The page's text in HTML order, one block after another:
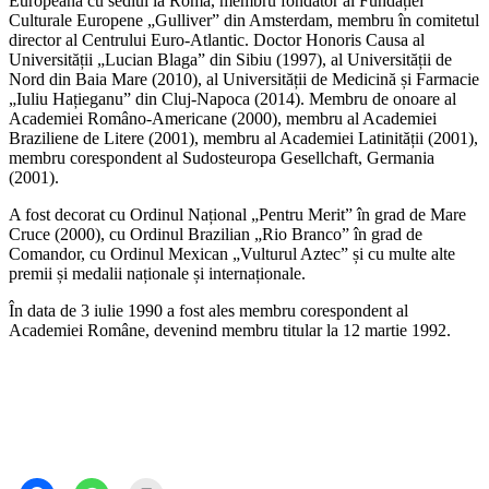
Culturale Europene „Gulliver” din Amsterdam, membru în comitetul
director al Centrului Euro-Atlantic. Doctor Honoris Causa al
Universității „Lucian Blaga” din Sibiu (1997), al Universității de
Nord din Baia Mare (2010), al Universității de Medicină și Farmacie
„Iuliu Hațieganu” din Cluj-Napoca (2014). Membru de onoare al
Academiei Româno-Americane (2000), membru al Academiei
Braziliene de Litere (2001), membru al Academiei Latinității (2001),
membru corespondent al Sudosteuropa Gesellchaft, Germania
(2001).
A fost decorat cu Ordinul Național „Pentru Merit” în grad de Mare
Cruce (2000), cu Ordinul Brazilian „Rio Branco” în grad de
Comandor, cu Ordinul Mexican „Vulturul Aztec” și cu multe alte
premii și medalii naționale și internaționale.
În data de 3 iulie 1990 a fost ales membru corespondent al
Academiei Române, devenind membru titular la 12 martie 1992.